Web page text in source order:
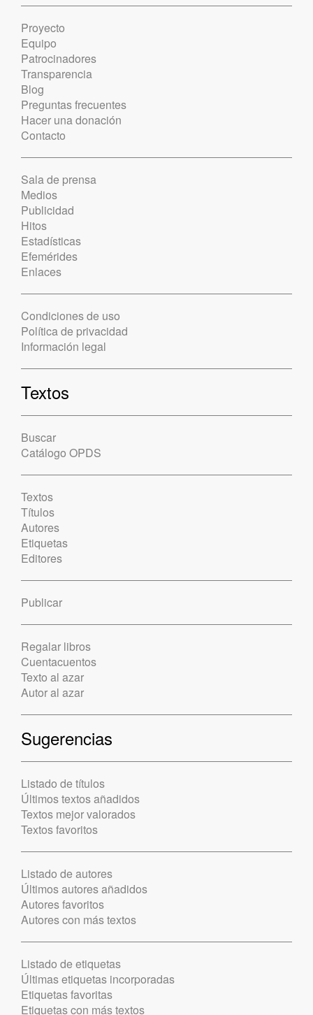
Proyecto
Equipo
Patrocinadores
Transparencia
Blog
Preguntas frecuentes
Hacer una donación
Contacto
Sala de prensa
Medios
Publicidad
Hitos
Estadísticas
Efemérides
Enlaces
Condiciones de uso
Política de privacidad
Información legal
Textos
Buscar
Catálogo OPDS
Textos
Títulos
Autores
Etiquetas
Editores
Publicar
Regalar libros
Cuentacuentos
Texto al azar
Autor al azar
Sugerencias
Listado de títulos
Últimos textos añadidos
Textos mejor valorados
Textos favoritos
Listado de autores
Últimos autores añadidos
Autores favoritos
Autores con más textos
Listado de etiquetas
Últimas etiquetas incorporadas
Etiquetas favoritas
Etiquetas con más textos